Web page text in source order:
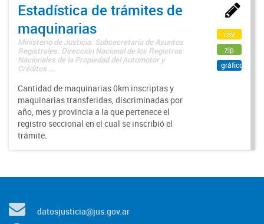
Estadística de trámites de
maquinarias
Ministerio de Justicia. Subsecretaría de Asuntos
Registrales. Dirección Nacional de los Registros
Nacionales de la Propiedad del Automotor y
Créditos ...
Cantidad de maquinarias 0km inscriptas y
maquinarias transferidas, discriminadas por
año, mes y provincia a la que pertenece el
registro seccional en el cual se inscribió el
trámite.
csv
zip
gráfico
datosjusticia@jus.gov.ar